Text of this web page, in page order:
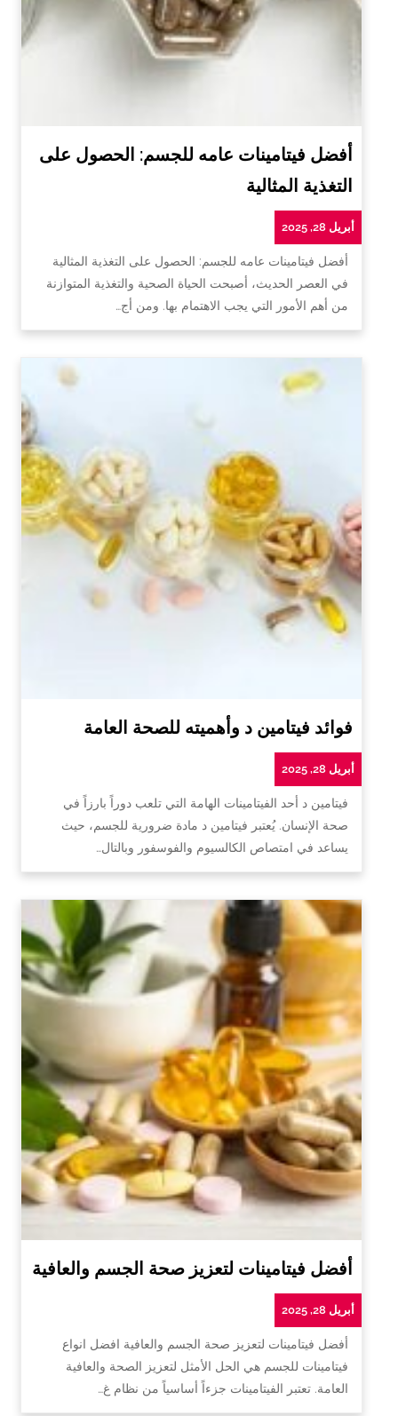
أفضل فيتامينات عامه للجسم: الحصول على
التغذية المثالية
أبريل 28, 2025
أفضل فيتامينات عامه للجسم: الحصول على التغذية المثالية
في العصر الحديث، أصبحت الحياة الصحية والتغذية المتوازنة
من أهم الأمور التي يجب الاهتمام بها. ومن أج…
فوائد فيتامين د وأهميته للصحة العامة
أبريل 28, 2025
فيتامين د أحد الفيتامينات الهامة التي تلعب دوراً بارزاً في
صحة الإنسان. يُعتبر فيتامين د مادة ضرورية للجسم، حيث
يساعد في امتصاص الكالسيوم والفوسفور وبالتال…
أفضل فيتامينات لتعزيز صحة الجسم والعافية
أبريل 28, 2025
أفضل فيتامينات لتعزيز صحة الجسم والعافية افضل انواع
فيتامينات للجسم هي الحل الأمثل لتعزيز الصحة والعافية
العامة. تعتبر الفيتامينات جزءاً أساسياً من نظام غ…